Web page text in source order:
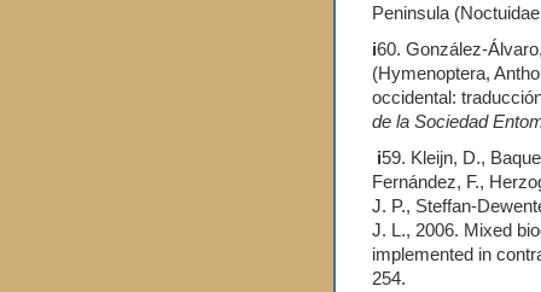
Peninsula
i60. González-
(Hymenoptera,
occidental:
de la Sociedad
i59. Kleijn, D.,
Fernández, F.,
J. P., Steffan-
J. L., 2006. Mixed
implemented in
254.